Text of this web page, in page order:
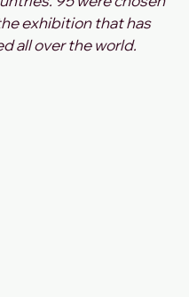
exhibition that has
all over the world.